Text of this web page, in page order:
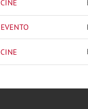
CINE
EVENTO
CINE